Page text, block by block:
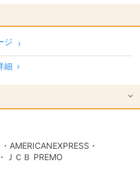
ジ
細 ›
AMERICANEXPRESS・
ＪＣＢ PREMO